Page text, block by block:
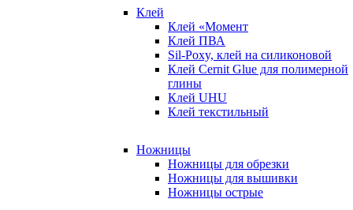
Клей
Клей «Момент
Клей ПВА
Sil-Poxy, клей на силиконовой
Клей Cernit Glue для полимерной
глины
Клей UHU
Клей текстильный
Ножницы
Ножницы для обрезки
Ножницы для вышивки
Ножницы острые